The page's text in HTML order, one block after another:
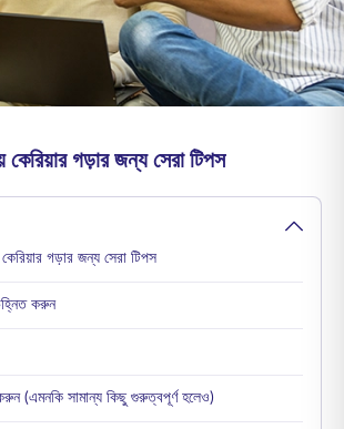
প্রিমিয়াম পরিশোধ করুন
কেরিয়ার গড়ার জন্য সেরা টিপস
গড়ার জন্য সেরা টিপস
করুন
(এমনকি সামান্য কিছু গুরুত্বপূর্ণ হলেও)